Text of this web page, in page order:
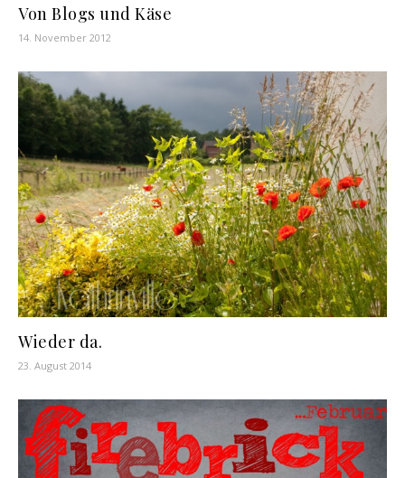
Von Blogs und Käse
14. November 2012
Wieder da.
23. August 2014